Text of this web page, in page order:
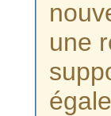
une